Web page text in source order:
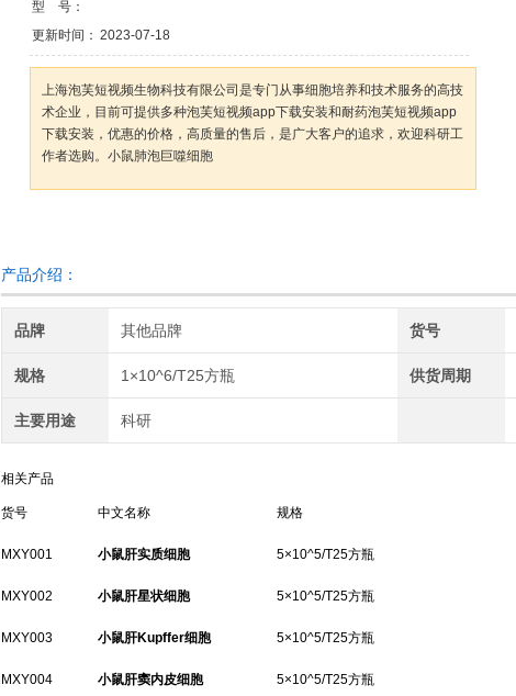
型 号：
更新时间： 2023-07-18
上海泡芙短视频生物科技有限公司是专门从事细胞培养和技术服务的高技
术企业，目前可提供多种泡芙短视频app下载安装和耐药泡芙短视频app
下载安装，优惠的价格，高质量的售后，是广大客户的追求，欢迎科研工
作者选购。小鼠肺泡巨噬细胞
产品介绍：
品牌 其他品牌 货号
规格 1×10^6/T25方瓶 供货周期
主要用途 科研
相关产品
货号 中文名称 规格
MXY001 小鼠肝实质细胞 5×10^5/T25方瓶
MXY002 小鼠肝星状细胞 5×10^5/T25方瓶
MXY003 小鼠肝Kupffer细胞 5×10^5/T25方瓶
MXY004 小鼠肝窦内皮细胞 5×10^5/T25方瓶